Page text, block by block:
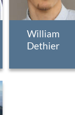
William
Dethier